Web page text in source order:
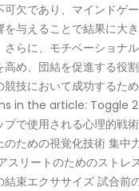
可欠であり、マインドゲ
を与えることで結果に大
さらに、モチベーショナ
高め、団結を促進する役
競技において成功するた
in the article: Toggle
プで使用される心理的戦
のための視覚化技術 集中
スリートのためのストレ
結束エクササイズ 試合前